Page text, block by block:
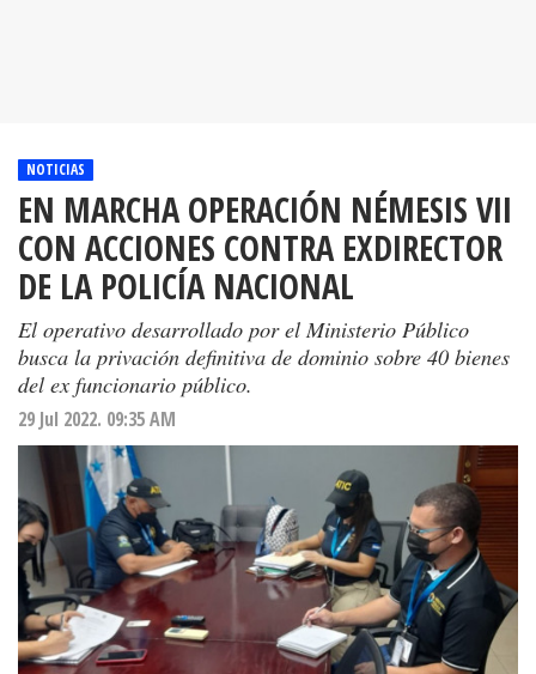
NOTICIAS
EN MARCHA OPERACIÓN NÉMESIS VII
CON ACCIONES CONTRA EXDIRECTOR
DE LA POLICÍA NACIONAL
El operativo desarrollado por el Ministerio Público
busca la privación definitiva de dominio sobre 40 bienes
del ex funcionario público.
29 Jul 2022. 09:35 AM